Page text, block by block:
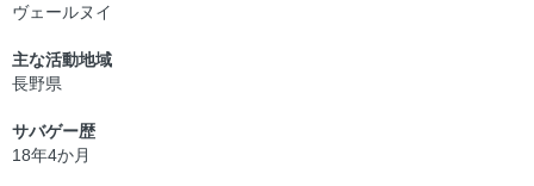
ヴェールヌイ
主な活動地域
長野県
サバゲー歴
18年4か月